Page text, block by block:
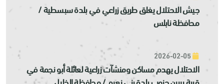
جيش الاحتلال يغلق طريق زراعي في بلدة سبسطية /
محافظة نابلس
الاحتلال يهدم مساكن ومنشآت زراعية لعائلة أبو نجمة في